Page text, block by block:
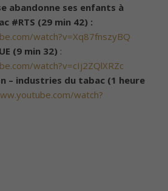
abandonne ses enfants à
#RTS (29 min 42) :
watch?v=Xq87fnszyBQ
(9 min 32) :
watch?v=cIj2ZQlXRZc
– industries du tabac (1 heure
watch?